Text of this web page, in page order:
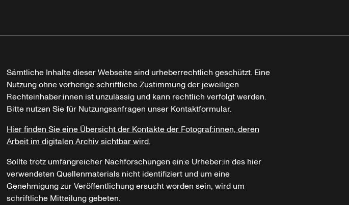
Sämtliche Inhalte dieser Webseite sind urheberrechtlich geschützt. Eine
Nutzung ohne vorherige schriftliche Zustimmung der jeweiligen
Rechteinhaber:innen ist unzulässig und kann rechtlich verfolgt werden.
Bitte nutzen Sie für Nutzungsanfragen unser Kontaktformular.
Hier finden Sie eine Übersicht der Kontakte der Fotograf:innen, deren
Arbeit im digitalen Archiv sichtbar wird.
Sollte trotz umfangreicher Nachforschungen ein:e Urheber:in des hier
verwendeten Quellenmaterials nicht identifiziert und um eine
Genehmigung zur Veröffentlichung ersucht worden sein, wird um
schriftliche Mitteilung gebeten.